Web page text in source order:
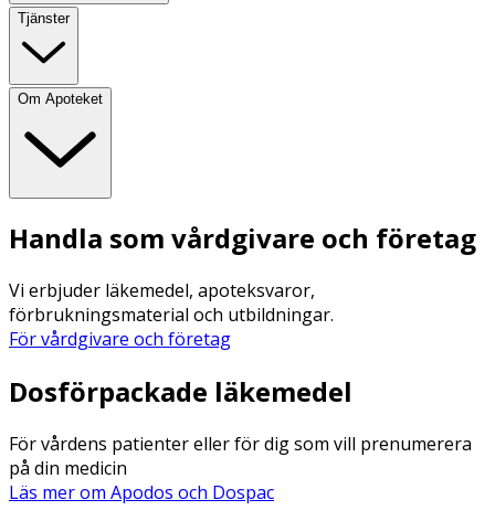
Tjänster
Om Apoteket
Handla som vårdgivare och företag
Vi erbjuder läkemedel, apoteksvaror,
förbrukningsmaterial och utbildningar.
För vårdgivare och företag
Dosförpackade läkemedel
För vårdens patienter eller för dig som vill prenumerera
på din medicin
Läs mer om Apodos och Dospac